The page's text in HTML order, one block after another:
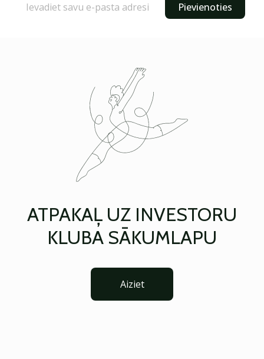
Pievienoties
ATPAKAĻ UZ INVESTORU
KLUBA SĀKUMLAPU
Aiziet